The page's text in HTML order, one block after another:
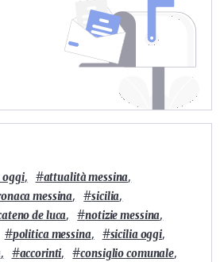
oggi, #attualità messina,
messina, #sicilia,
de luca, #notizie messina,
#politica messina, #sicilia oggi,
, #accorinti, #consiglio comunale,